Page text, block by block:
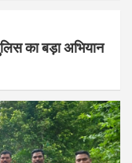
का बड़ा अभियान